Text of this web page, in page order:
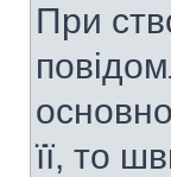
При
її, то